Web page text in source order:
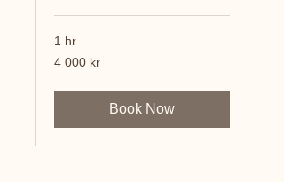
1 hr
4 000
norske
4 000 kr
Book Now